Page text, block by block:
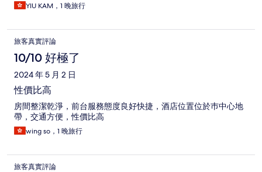
YIU KAM，1 晚旅行
旅客真實評論
10/10 好極了
2024 年 5 月 2 日
性價比高
房間整潔乾淨，前台服務態度良好快捷，酒店位置位於巿中心地
帶，交通方便，性價比高
wing so，1 晚旅行
旅客真實評論